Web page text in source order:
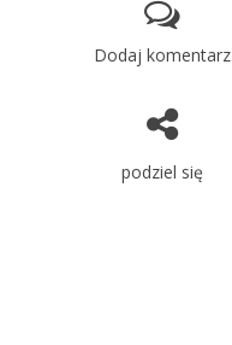
Dodaj komentarz
podziel się